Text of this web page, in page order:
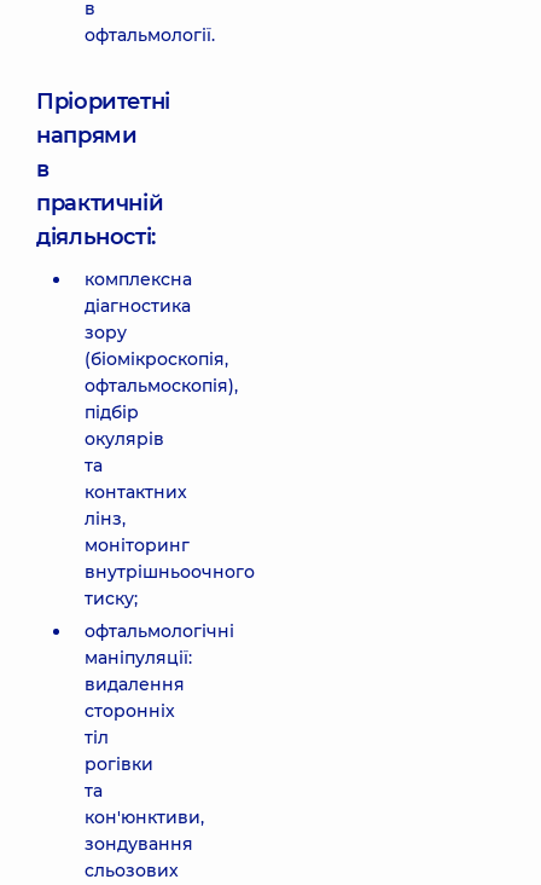
в
офтальмології.
Пріоритетні
напрями
в
практичній
діяльності:
комплексна
діагностика
зору
(біомікроскопія,
офтальмоскопія),
підбір
окулярів
та
контактних
лінз,
моніторинг
внутрішньоочного
тиску;
офтальмологічні
маніпуляції:
видалення
сторонніх
тіл
рогівки
та
кон'юнктиви,
зондування
сльозових